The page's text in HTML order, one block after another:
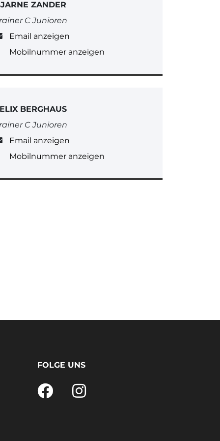
ZANDER
C Junioren
Email anzeigen
Mobilnummer anzeigen
BERGHAUS
C Junioren
Email anzeigen
Mobilnummer anzeigen
FOLGE UNS